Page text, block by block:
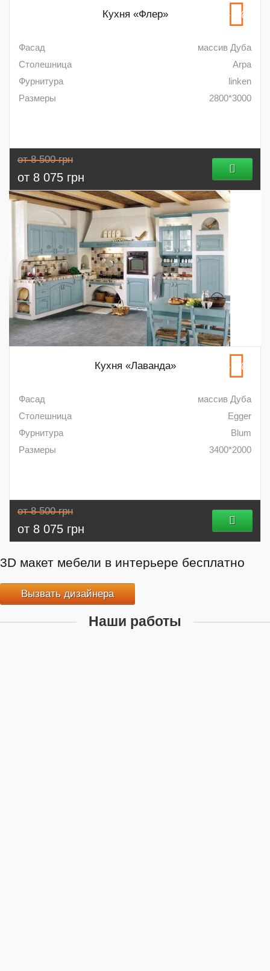
Кухня «Флер» -5%
от 8 500 грн
от 8 075 грн
Фасад
массив Дуба
Столешница
Arpa
Фурнитура
linken
Размеры
2800*3000
Кухня «Лаванда» -5%
от 8 500 грн
от 8 075 грн
Фасад
массив Дуба
Столешница
Egger
Фурнитура
Blum
Размеры
3400*2000
3D макет мебели в интерьере бесплатно
Вызвать дизайнера
Наши работы